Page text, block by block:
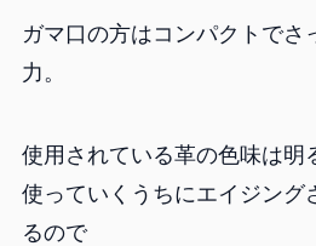
ガマ口の方はコンパクトでさ
力。
使用されている革の色味は明
使っていくうちにエイジング
るので